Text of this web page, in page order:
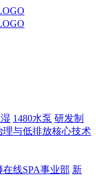
1480水泵 研发制
理与低排放核心技术
在线SPA事业部 新